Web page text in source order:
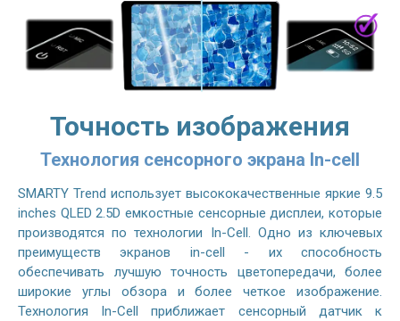
Точность изображения
Технология сенсорного экрана In-cell
SMARTY Trend использует высококачественные яркие 9.5
inches QLED 2.5D емкостные сенсорные дисплеи, которые
производятся по технологии In-Cell. Одно из ключевых
преимуществ экранов in-cell - их способность
обеспечивать лучшую точность цветопередачи, более
широкие углы обзора и более четкое изображение.
Технология In-Cell приближает сенсорный датчик к